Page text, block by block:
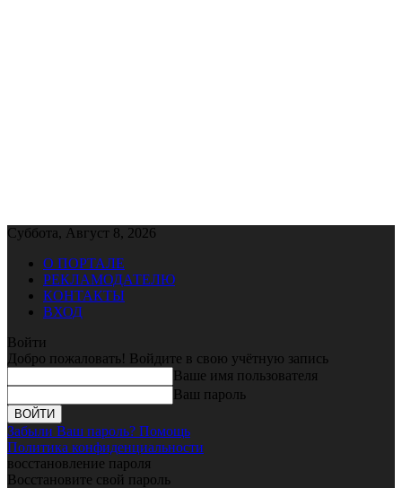
Суббота, Август 8, 2026
О ПОРТАЛЕ
РЕКЛАМОДАТЕЛЮ
КОНТАКТЫ
ВХОД
Войти
Добро пожаловать! Войдите в свою учётную запись
Ваше имя пользователя
Ваш пароль
Забыли Ваш пароль? Помощь
Политика конфиденциальности
восстановление пароля
Восстановите свой пароль